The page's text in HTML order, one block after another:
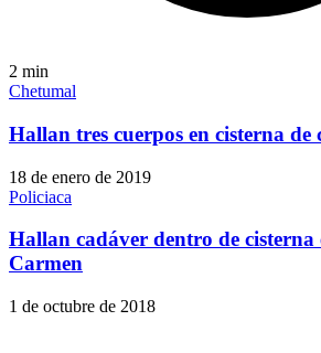
2 min
Chetumal
Hallan tres cuerpos en cisterna de
18 de enero de 2019
Policiaca
Hallan cadáver dentro de cisterna
Carmen
1 de octubre de 2018